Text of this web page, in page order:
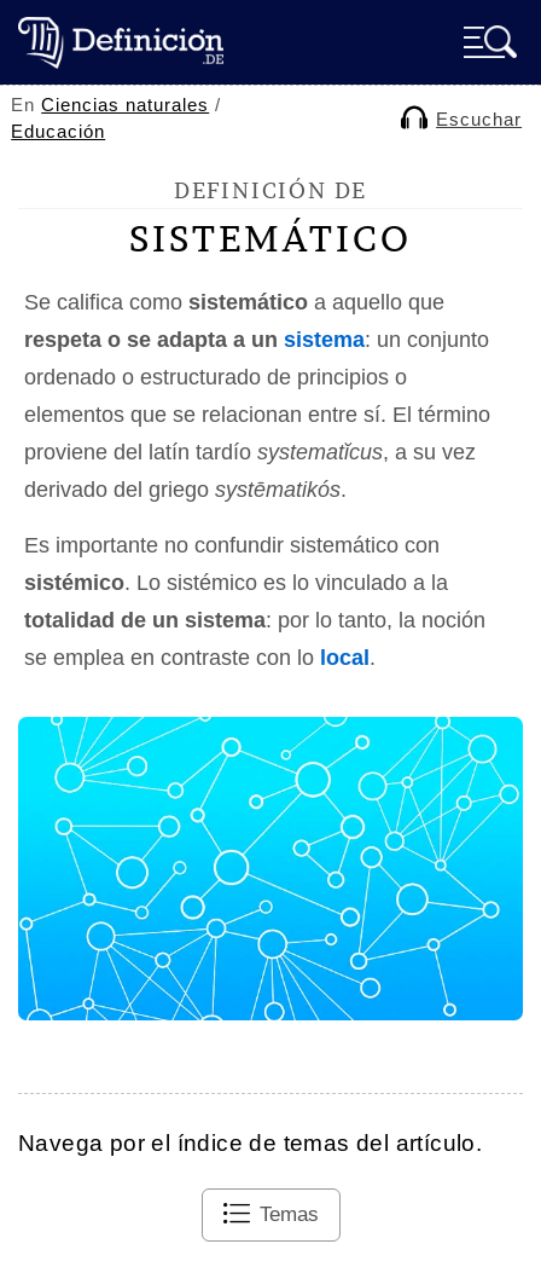
EnCiencias naturales /
Educación
Escuchar
DEFINICIÓN DE
SISTEMÁTICO
Se califica como sistemático a aquello que
respeta o se adapta a un sistema: un conjunto
ordenado o estructurado de principios o
elementos que se relacionan entre sí. El término
proviene del latín tardío systematĭcus, a su vez
derivado del griego systēmatikós.
Es importante no confundir sistemático con
sistémico. Lo sistémico es lo vinculado a la
totalidad de un sistema: por lo tanto, la noción
se emplea en contraste con lo local .
Navega por el índice de temas del artículo.
Temas